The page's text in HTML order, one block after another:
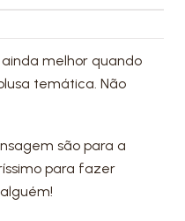
melhor quando
temática. Não
são para a
para fazer